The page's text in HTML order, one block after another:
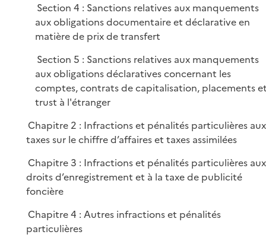
Section 4 : Sanctions relatives aux manquements
aux obligations documentaire et déclarative en
matière de prix de transfert
Section 5 : Sanctions relatives aux manquements
aux obligations déclaratives concernant les
comptes, contrats de capitalisation, placements
trust à l'étranger
Chapitre 2 : Infractions et pénalités particulières aux
taxes sur le chiffre d’affaires et taxes assimilées
Chapitre 3 : Infractions et pénalités particulières aux
droits d’enregistrement et à la taxe de publicité
foncière
Chapitre 4 : Autres infractions et pénalités
particulières